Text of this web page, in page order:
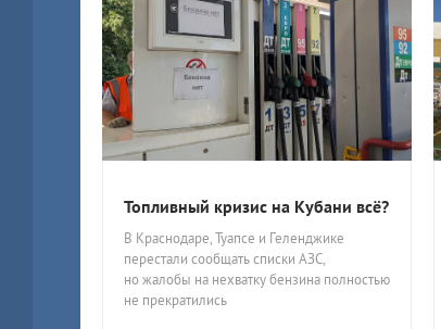
Топливный кризис на Кубани всё?
В Краснодаре, Туапсе и Геленджике
перестали сообщать списки АЗС,
но жалобы на нехватку бензина полностью
не прекратились